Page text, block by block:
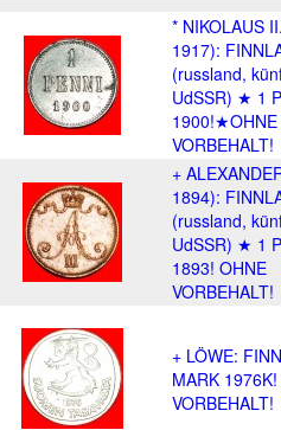
* NIKOLAUS
1917):
(russland,
UdSSR) ★ 1
1900!★OHNE
VORBEHALT!
+
1894):
(russland,
UdSSR) ★ 1
1893! OHNE
VORBEHALT!
+ LÖWE:
MARK
VORBEHALT!